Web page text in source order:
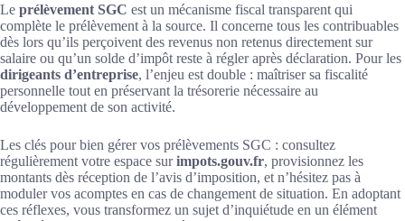
Le prélèvement SGC est un mécanisme fiscal transparent qui
complète le prélèvement à la source. Il concerne tous les contribuables
dès lors qu’ils perçoivent des revenus non retenus directement sur
salaire ou qu’un solde d’impôt reste à régler après déclaration. Pour les
dirigeants d’entreprise, l’enjeu est double : maîtriser sa fiscalité
personnelle tout en préservant la trésorerie nécessaire au
développement de son activité.
Les clés pour bien gérer vos prélèvements SGC : consultez
régulièrement votre espace surimpots.gouv.fr, provisionnez les
montants dès réception de l’avis d’imposition, et n’hésitez pas à
moduler vos acomptes en cas de changement de situation. En adoptant
ces réflexes, vous transformez un sujet d’inquiétude en un élément